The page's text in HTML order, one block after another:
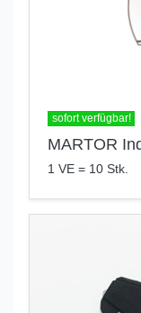
sofort verfügbar!
MARTOR
1 VE = 10 Stk.